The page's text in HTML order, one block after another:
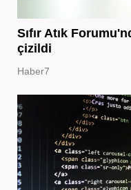
Sıfır Atık
çizildi
Haber7